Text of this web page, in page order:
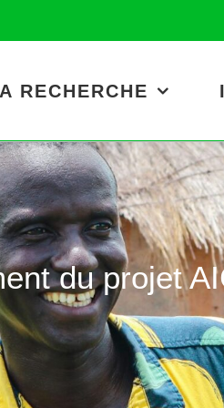
RECHERCHE
du projet